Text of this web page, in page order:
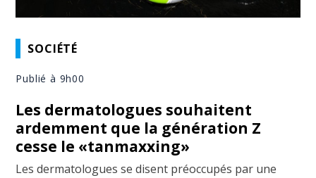
SOCIÉTÉ
Publié à 9h00
Les dermatologues souhaitent
ardemment que la génération Z
cesse le «tanmaxxing»
Les dermatologues se disent préoccupés par une